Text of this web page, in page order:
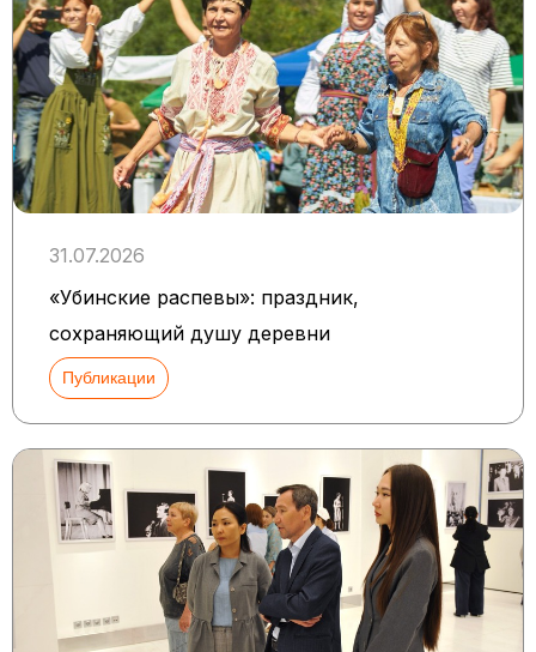
31.07.2026
«Убинские распевы»: праздник,
сохраняющий душу деревни
Публикации